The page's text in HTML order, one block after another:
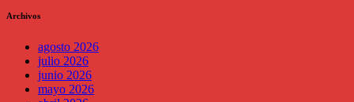
Archivos
agosto 2026
julio 2026
junio 2026
mayo 2026